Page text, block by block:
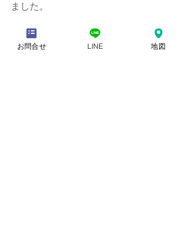
ました。
これからもっと盛り上がりそうです。
お問合せ LINE 地図